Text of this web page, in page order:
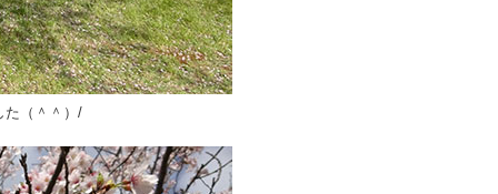
た（＾＾）/